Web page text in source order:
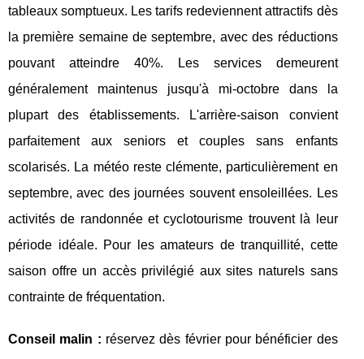
tableaux somptueux. Les tarifs redeviennent attractifs dès
la première semaine de septembre, avec des réductions
pouvant atteindre 40%. Les services demeurent
généralement maintenus jusqu'à mi-octobre dans la
plupart des établissements. L'arrière-saison convient
parfaitement aux seniors et couples sans enfants
scolarisés. La météo reste clémente, particulièrement en
septembre, avec des journées souvent ensoleillées. Les
activités de randonnée et cyclotourisme trouvent là leur
période idéale. Pour les amateurs de tranquillité, cette
saison offre un accès privilégié aux sites naturels sans
contrainte de fréquentation.
Conseil malin : réservez dès février pour bénéficier des